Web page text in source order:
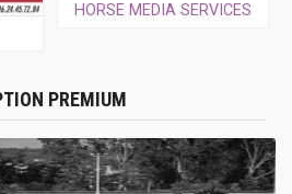
HORSE MEDIA SERVICES
PREMIUM